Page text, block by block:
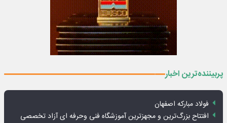
پربیننده‌ترین اخبار
فولاد مبارکه اصفهان
افتتاح بزرگ‌ترین و مجهزترین آموزشگاه فنی وحرفه ای آزاد تخصصی